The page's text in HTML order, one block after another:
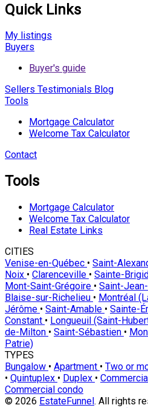
Quick Links
My listings
Buyers
Buyer's guide
Sellers Testimonials Blog
Tools
Mortgage Calculator
Welcome Tax Calculator
Contact
Tools
Mortgage Calculator
Welcome Tax Calculator
Real Estate Links
CITIES
Venise-en-Québec • Saint-
Noix • Clarenceville • Sainte-
Mont-Saint-Grégoire • Saint-
Blaise-sur-Richelieu • Montréal
Jérôme • Saint-Amable • Sainte-
Constant • Longueuil (Saint-
de-Milton • Saint-Sébastien •
Patrie)
TYPES
Bungalow • Apartment • Two or
• Quintuplex • Duplex •
Commercial condo
© 2026 EstateFunnel . All rights